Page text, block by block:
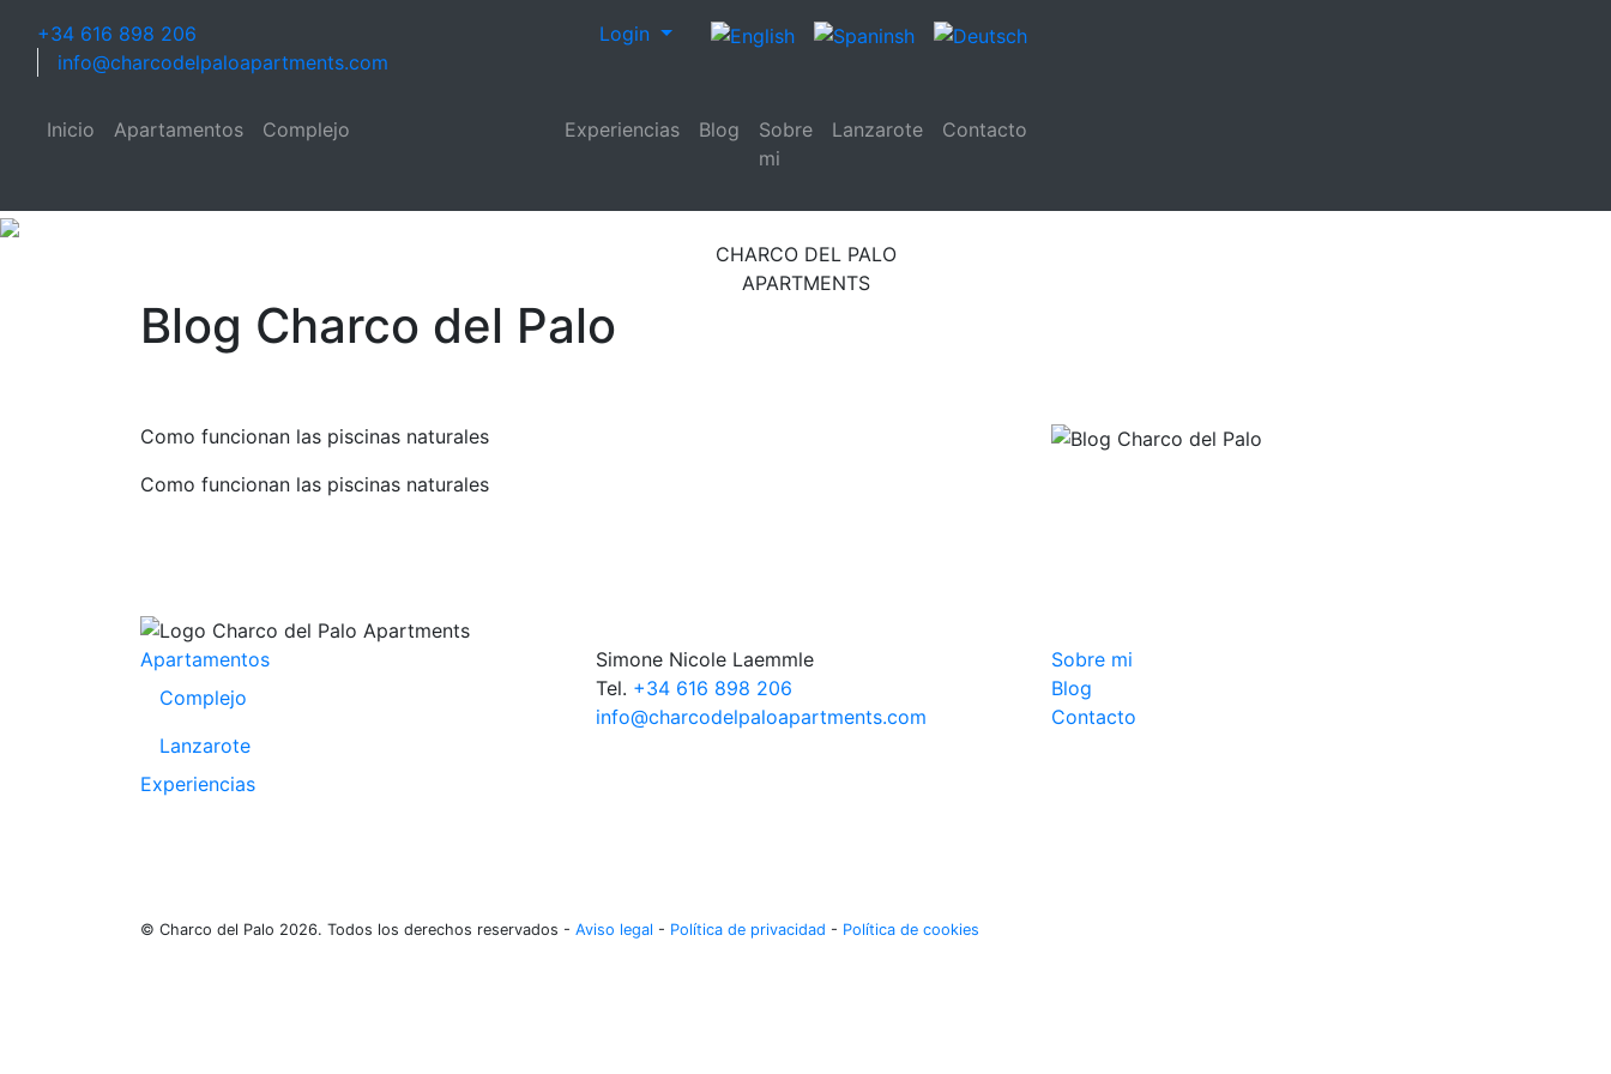
+34 616 898 206
info@charcodelpaloapartments.com
Login
Inicio Apartamentos Complejo Experiencias Blog
Sobre
mi
Lanzarote Contacto
CHARCO DEL PALO
APARTMENTS
Blog Charco del Palo
Como funcionan las piscinas naturales
Como funcionan las piscinas naturales
Apartamentos
Complejo
Lanzarote
Experiencias
Simone Nicole Laemmle
Tel. +34 616 898 206
info@charcodelpaloapartments.com
Sobre mi
Blog
Contacto
© Charco del Palo 2026. Todos los derechos reservados - Aviso legal - Política de privacidad - Política de cookies